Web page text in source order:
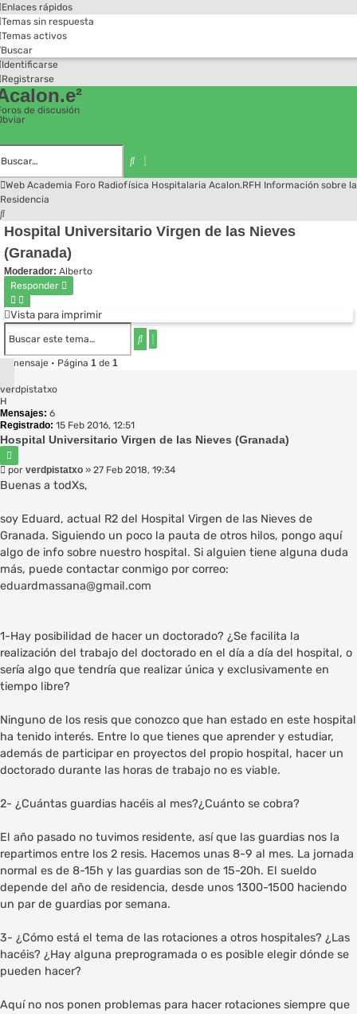
Enlaces rápidos
Temas sin respuesta
Temas activos
Buscar
Identificarse
Registrarse
de discusión
Buscar
avanzada
Web Academia Foro Radiofísica Hospitalaria Acalon.RFH Información sobre la
Residencia
Buscar
Hospital Universitario Virgen de las Nieves
(Granada)
Moderador: Alberto
Responder
Vista para imprimir
Buscar
Búsqueda
avanzada
1 mensaje • Página 1 de 1
verdpistatxo
H
Mensajes: 6
Registrado: 15 Feb 2016, 12:51
Hospital Universitario Virgen de las Nieves (Granada)
Mensaje
por verdpistatxo » 27 Feb 2018, 19:34
Buenas a todXs,
soy Eduard, actual R2 del Hospital Virgen de las Nieves de
Granada. Siguiendo un poco la pauta de otros hilos, pongo aquí
algo de info sobre nuestro hospital. Si alguien tiene alguna duda
más, puede contactar conmigo por correo:
eduardmassana@gmail.com
1-Hay posibilidad de hacer un doctorado? ¿Se facilita la
realización del trabajo del doctorado en el día a día del hospital, o
sería algo que tendría que realizar única y exclusivamente en
tiempo libre?
Ninguno de los resis que conozco que han estado en este hospital
ha tenido interés. Entre lo que tienes que aprender y estudiar,
además de participar en proyectos del propio hospital, hacer un
doctorado durante las horas de trabajo no es viable.
2- ¿Cuántas guardias hacéis al mes?¿Cuánto se cobra?
El año pasado no tuvimos residente, así que las guardias nos la
repartimos entre los 2 resis. Hacemos unas 8-9 al mes. La jornada
normal es de 8-15h y las guardias son de 15-20h. El sueldo
depende del año de residencia, desde unos 1300-1500 haciendo
un par de guardias por semana.
3- ¿Cómo está el tema de las rotaciones a otros hospitales? ¿Las
hacéis? ¿Hay alguna preprogramada o es posible elegir dónde se
pueden hacer?
Aquí no nos ponen problemas para hacer rotaciones siempre que